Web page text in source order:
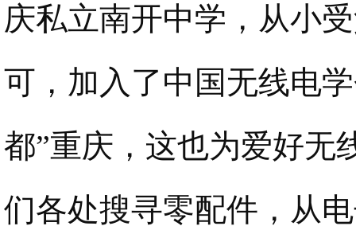
庆私立南开中学，从小
可，加入了中国无线电
都”重庆，这也为爱好无
们各处搜寻零配件，从